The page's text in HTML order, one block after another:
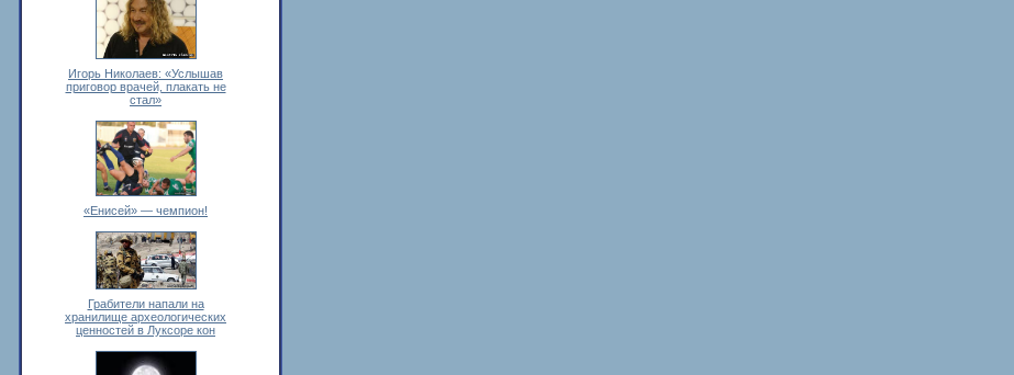
Игорь Николаев: «Услышав
приговор врачей, плакать не
стал»
«Енисей» — чемпион!
Грабители напали на
хранилище археологических
ценностей в Луксоре кон